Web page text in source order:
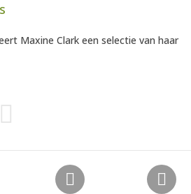
Maxine Clark een selectie van haar